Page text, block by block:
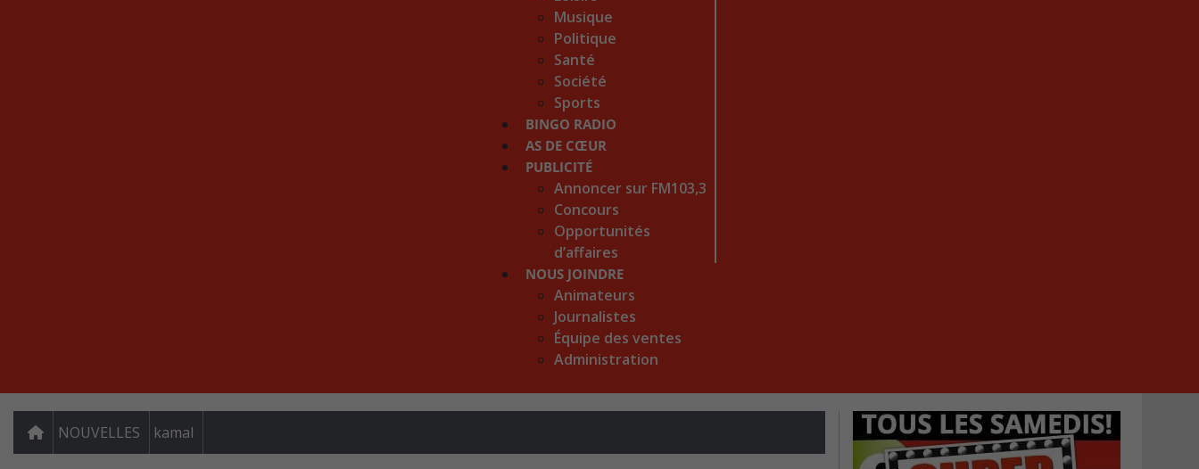
Musique
Politique
Santé
Société
Sports
BINGO RADIO
AS DE CŒUR
PUBLICITÉ
Annoncer sur FM103,3
Concours
Opportunités
d’affaires
NOUS JOINDRE
Animateurs
Journalistes
Équipe des ventes
Administration
NOUVELLES kamal